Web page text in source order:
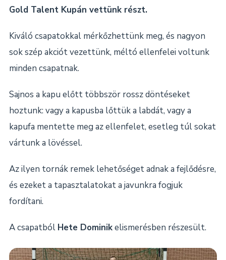
Gold Talent Kupán vettünk részt.
Kiváló csapatokkal mérkőzhettünk meg, és nagyon
sok szép akciót vezettünk, méltó ellenfelei voltunk
minden csapatnak.
Sajnos a kapu előtt többször rossz döntéseket
hoztunk: vagy a kapusba lőttük a labdát, vagy a
kapufa mentette meg az ellenfelet, esetleg túl sokat
vártunk a lövéssel.
Az ilyen tornák remek lehetőséget adnak a fejlődésre,
és ezeket a tapasztalatokat a javunkra fogjuk
fordítani.
A csapatból Hete Dominikelismerésben részesült.